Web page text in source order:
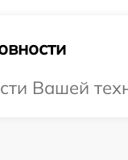
Вашей